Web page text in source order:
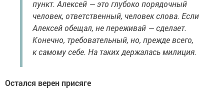
пункт. Алексей — это глубоко порядочный
человек, ответственный, человек слова. Если
Алексей обещал, не переживай — сделает.
Конечно, требовательный, но, прежде всего,
к самому себе. На таких держалась милиция.
Остался верен присяге